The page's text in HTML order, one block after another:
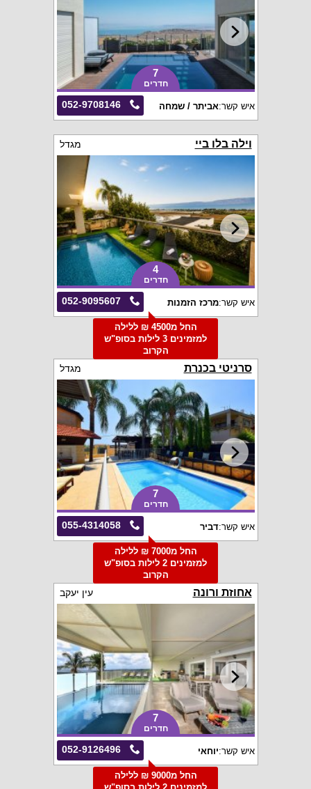
7
חדרים
052-9708146 איש קשר:אביתר / שמחה
וילה בלו ביי מגדל
4
חדרים
052-9095607 איש קשר:מרכז הזמנות
החל מ4500 ₪ ללילה
למזמינים 3 לילות בסופ"ש
הקרוב
סרניטי בכנרת מגדל
7
חדרים
055-4314058 איש קשר:דביר
החל מ7000 ₪ ללילה
למזמינים 2 לילות בסופ"ש
הקרוב
אחוזת ורונה עין יעקב
7
חדרים
052-9126496 איש קשר:יוחאי
החל מ9000 ₪ ללילה